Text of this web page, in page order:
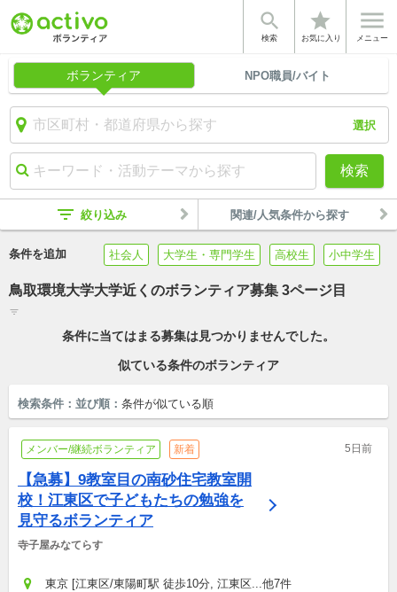

検索
star
お気に入り

メニュー
ボランティア NPO職員/バイト
選択
検索
filter_list 絞り込み 関連/人気条件から探す
条件を追加 社会人 大学生・専門学生 高校生 小中学生
鳥取環境大学大学近くのボランティア募集 3ページ目
filter_list
条件に当てはまる募集は見つかりませんでした。
似ている条件のボランティア
検索条件： 並び順： 条件が似ている順
メンバー/継続ボランティア 新着 5日前
【急募】9教室目の南砂住宅教室開
校！江東区で子どもたちの勉強を
見守るボランティア
寺子屋みなてらす
東京 [江東区/東陽町駅 徒歩10分, 江東区...他7件